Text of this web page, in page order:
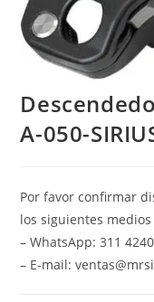
A-050-
Por favor confirmar
los siguientes
– WhatsApp: 311
– E-mail: